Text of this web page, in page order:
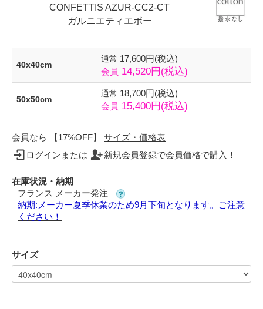
CONFETTIS AZUR-CC2-CT
ガルニエティエボー
40x40cm
通常 17,600円(税込)
会員 14,520円(税込)
50x50cm
通常 18,700円(税込)
会員 15,400円(税込)
会員なら 【17%OFF】 サイズ・価格表
ログイン または 新規会員登録で会員価格で購入！
在庫状況・納期
フランス メーカー発注
納期:メーカー夏季休業のため9月下旬となります。ご注意
ください！
サイズ